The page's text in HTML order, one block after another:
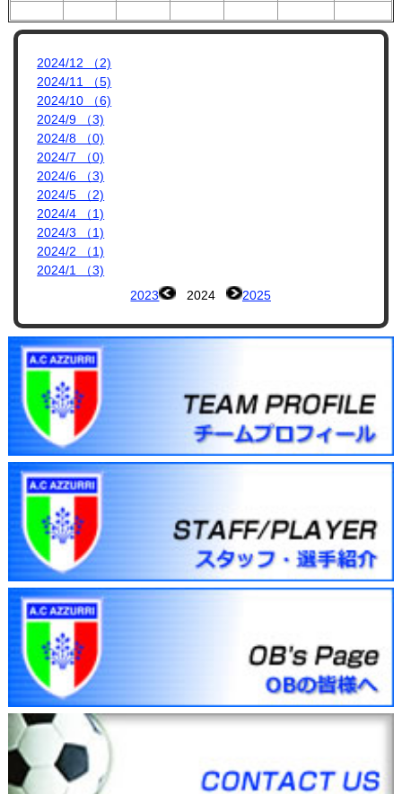
リンク集
2024/12 （2)
2024/11 （5)
2024/10 （6)
2024/9 （3)
2024/8 （0)
2024/7 （0)
2024/6 （3)
2024/5 （2)
2024/4 （1)
2024/3 （1)
2024/2 （1)
2024/1 （3)
2023
2024 2025